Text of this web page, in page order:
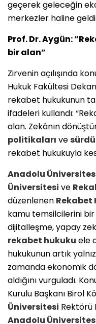
geçerek geleceğin
merkezler haline
Prof. Dr. Aygün:
bir alan”
Zirvenin açılışında
Hukuk Fakültesi
rekabet hukukunun
ifadeleri kullandı:
alan. Zekânın
politikaları ve
rekabet hukukuyla
Anadolu
Üniversitesi ve
düzenlenen Rekabet
kamu temsilcilerini
dijitalleşme, yapay
rekabet hukuku ele
hukukunun artık
zamanda ekonomik
aldığını vurguladı.
Kurulu Başkanı Birol
Üniversitesi Rektörü
Anadolu